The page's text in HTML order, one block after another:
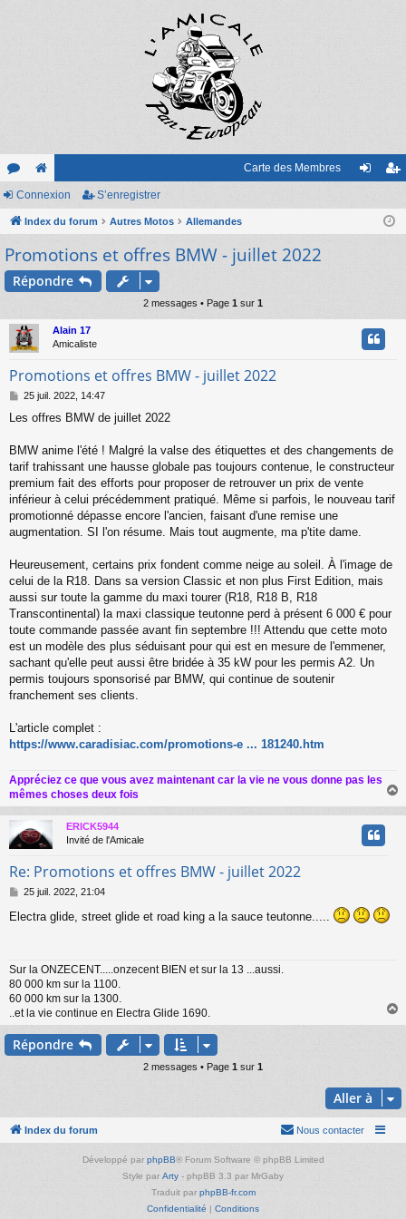
or
u
m
e
sit
e
Carte des Membres
nr
Connexion S’enregistrer
Index du forum Autres Motos Allemandes
Promotions et offres BMW - juillet 2022
Répondre
2 messages • Page 1 sur 1
Alain 17
Amicaliste
Promotions et offres BMW - juillet 2022
M
s
a
g
25 juil. 2022, 14:47
Les offres BMW de juillet 2022
BMW anime l'été ! Malgré la valse des étiquettes et des changements de
tarif trahissant une hausse globale pas toujours contenue, le constructeur
premium fait des efforts pour proposer de retrouver un prix de vente
inférieur à celui précédemment pratiqué. Même si parfois, le nouveau tarif
promotionné dépasse encore l'ancien, faisant d'une remise une
augmentation. SI l'on résume. Mais tout augmente, ma p'tite dame.
Heureusement, certains prix fondent comme neige au soleil. À l'image de
celui de la R18. Dans sa version Classic et non plus First Edition, mais
aussi sur toute la gamme du maxi tourer (R18, R18 B, R18
Transcontinental) la maxi classique teutonne perd à présent 6 000 € pour
toute commande passée avant fin septembre !!! Attendu que cette moto
est un modèle des plus séduisant pour qui est en mesure de l'emmener,
sachant qu'elle peut aussi être bridée à 35 kW pour les permis A2. Un
permis toujours sponsorisé par BMW, qui continue de soutenir
franchement ses clients.
L'article complet :
https://www.caradisiac.com/promotions-e ... 181240.htm
Appréciez ce que vous avez maintenant car la vie ne vous donne pas les
mêmes choses deux fois
a
u
ERICK5944
Invité de l'Amicale
Re: Promotions et offres BMW - juillet 2022
M
s
e
25 juil. 2022, 21:04
Electra glide, street glide et road king a la sauce teutonne.....
Sur la ONZECENT.....onzecent BIEN et sur la 13 ...aussi.
80 000 km sur la 1100.
60 000 km sur la 1300.
..et la vie continue en Electra Glide 1690.
a
Répondre
2 messages • Page 1 sur 1
Aller à
Index du forum Nous contacter
Développé par phpBB® Forum Software © phpBB Limited
Style par Arty - phpBB 3.3 par MrGaby
Traduit par phpBB-fr.com
Confidentialité | Conditions